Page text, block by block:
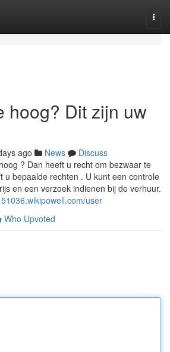
hoog? Dit zijn uw
ago News
Discuss
? Dan heeft u recht om bezwaar te
u bepaalde rechten . U kunt een controle
en een verzoek indienen bij de verhuur.
user
Who Upvoted